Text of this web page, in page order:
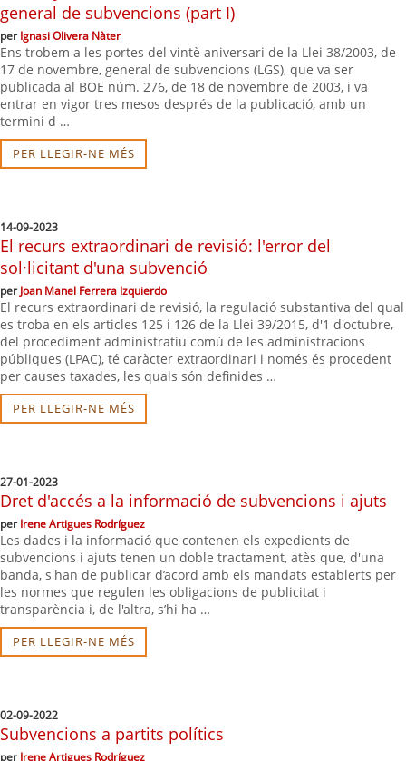
general de subvencions (part I)
perIgnasi Olivera Nàter
Ens trobem a les portes del vintè aniversari de la Llei 38/2003, de
17 de novembre, general de subvencions (LGS), que va ser
publicada al BOE núm. 276, de 18 de novembre de 2003, i va
entrar en vigor tres mesos després de la publicació, amb un
termini d …
PER LLEGIR-NE MÉS
14-09-2023
El recurs extraordinari de revisió: l'error del
sol·licitant d'una subvenció
perJoan Manel Ferrera Izquierdo
El recurs extraordinari de revisió, la regulació substantiva del qual
es troba en els articles 125 i 126 de la Llei 39/2015, d'1 d'octubre,
del procediment administratiu comú de les administracions
públiques (LPAC), té caràcter extraordinari i només és procedent
per causes taxades, les quals són definides …
PER LLEGIR-NE MÉS
27-01-2023
Dret d'accés a la informació de subvencions i ajuts
perIrene Artigues Rodríguez
Les dades i la informació que contenen els expedients de
subvencions i ajuts tenen un doble tractament, atès que, d'una
banda, s'han de publicar d’acord amb els mandats establerts per
les normes que regulen les obligacions de publicitat i
transparència i, de l'altra, s’hi ha …
PER LLEGIR-NE MÉS
02-09-2022
Subvencions a partits polítics
perIrene Artigues Rodríguez